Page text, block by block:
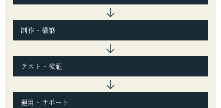
制作・構築
テスト・検証
運用・サポート